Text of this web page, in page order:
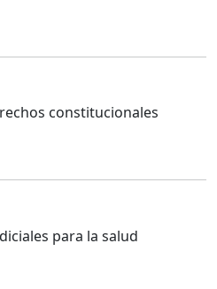
constitucionales
para la salud